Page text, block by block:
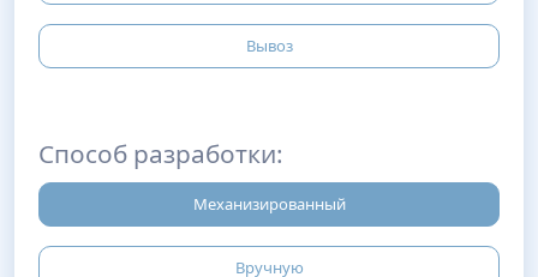
Вывоз
Способ разработки:
Механизированный
Вручную